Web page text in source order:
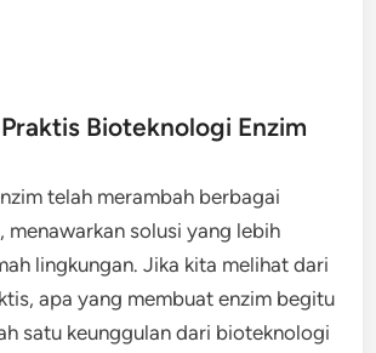
Bioteknologi Enzim
telah merambah berbagai
menawarkan solusi yang lebih
lingkungan. Jika kita melihat dari
apa yang membuat enzim begitu
satu keunggulan dari bioteknologi